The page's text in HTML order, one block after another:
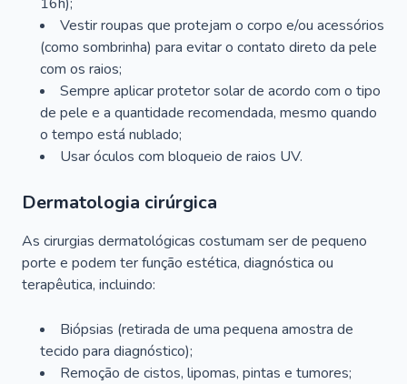
Vestir roupas que protejam o corpo e/ou acessórios
(como sombrinha) para evitar o contato direto da pele
com os raios;
Sempre aplicar protetor solar de acordo com o tipo
de pele e a quantidade recomendada, mesmo quando
o tempo está nublado;
Usar óculos com bloqueio de raios UV.
Dermatologia cirúrgica
As cirurgias dermatológicas costumam ser de pequeno
porte e podem ter função estética, diagnóstica ou
terapêutica, incluindo:
Biópsias (retirada de uma pequena amostra de
tecido para diagnóstico);
Remoção de cistos, lipomas, pintas e tumores;